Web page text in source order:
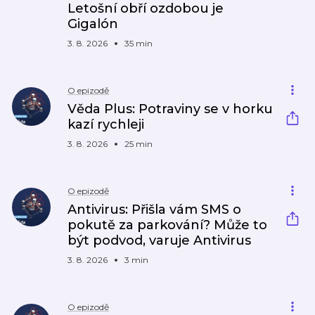
Letošní obří ozdobou je
Gigalón
3. 8. 2026 35 min
O epizodě
Věda Plus: Potraviny se v horku
kazí rychleji
3. 8. 2026 25 min
O epizodě
Antivirus: Přišla vám SMS o
pokutě za parkování? Může to
být podvod, varuje Antivirus
3. 8. 2026 3 min
O epizodě